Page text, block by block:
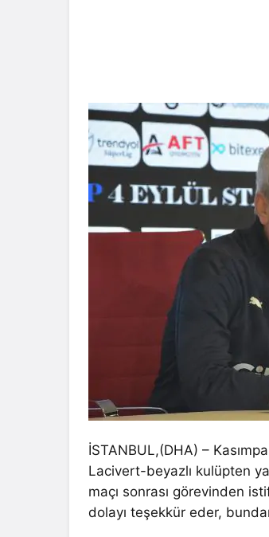
İSTANBUL,(DHA) –
Lacivert-beyazlı kulüpten
maçı sonrası görevinden
dolayı teşekkür eder,